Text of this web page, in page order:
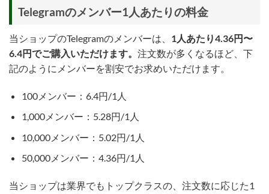
Telegramのメンバー1人あたりの料金
当ショップのTelegramのメンバーは、 1人あたり4.36円〜
6.4円でご購入いただけます。 注文数が多くなるほど、下
記のようにメンバーを割安でお求めいただけます。
100メンバー：6.4円/1人
1,000メンバー：5.28円/1人
10,000メンバー：5.02円/1人
50,000メンバー：4.36円/1人
当ショップは業界でもトップクラスの、注文数に応じた1